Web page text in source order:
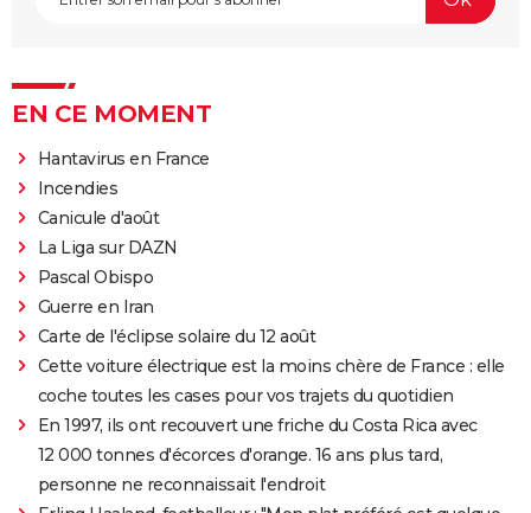
EN CE MOMENT
Hantavirus en France
Incendies
Canicule d'août
La Liga sur DAZN
Pascal Obispo
Guerre en Iran
Carte de l'éclipse solaire du 12 août
Cette voiture électrique est la moins chère de France : elle
coche toutes les cases pour vos trajets du quotidien
En 1997, ils ont recouvert une friche du Costa Rica avec
12 000 tonnes d'écorces d'orange. 16 ans plus tard,
personne ne reconnaissait l'endroit